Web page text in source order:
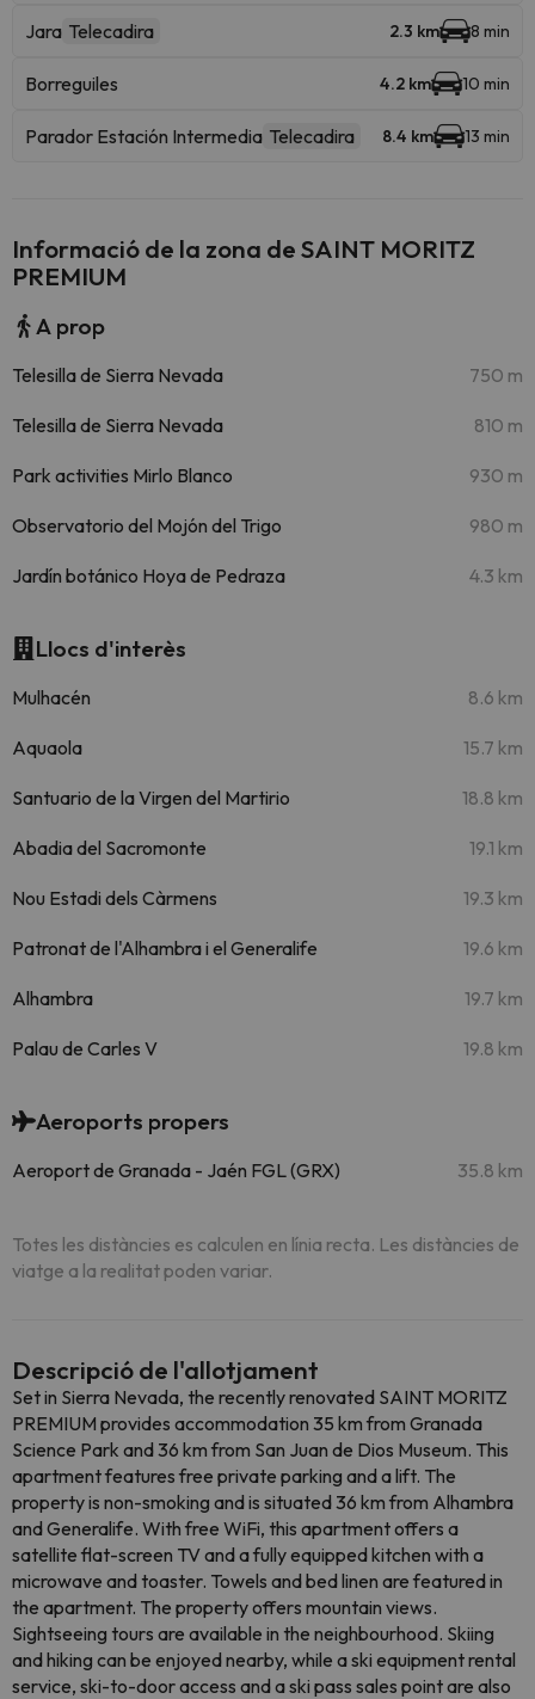
Jara Telecadira 2.3 km 8 min
Borreguiles 4.2 km 10 min
Parador Estación Intermedia Telecadira 8.4 km 13 min
Informació de la zona de SAINT MORITZ
PREMIUM
A prop
Telesilla de Sierra Nevada 750 m
Telesilla de Sierra Nevada 810 m
Park activities Mirlo Blanco 930 m
Observatorio del Mojón del Trigo 980 m
Jardín botánico Hoya de Pedraza 4.3 km
Llocs d'interès
Mulhacén 8.6 km
Aquaola 15.7 km
Santuario de la Virgen del Martirio 18.8 km
Abadia del Sacromonte 19.1 km
Nou Estadi dels Càrmens 19.3 km
Patronat de l'Alhambra i el Generalife 19.6 km
Alhambra 19.7 km
Palau de Carles V 19.8 km
Aeroports propers
Aeroport de Granada - Jaén FGL (GRX) 35.8 km
Totes les distàncies es calculen en línia recta. Les distàncies de
viatge a la realitat poden variar.
Descripció de l'allotjament
Set in Sierra Nevada, the recently renovated SAINT MORITZ
PREMIUM provides accommodation 35 km from Granada
Science Park and 36 km from San Juan de Dios Museum. This
apartment features free private parking and a lift. The
property is non-smoking and is situated 36 km from Alhambra
and Generalife. With free WiFi, this apartment offers a
satellite flat-screen TV and a fully equipped kitchen with a
microwave and toaster. Towels and bed linen are featured in
the apartment. The property offers mountain views.
Sightseeing tours are available in the neighbourhood. Skiing
and hiking can be enjoyed nearby, while a ski equipment rental
service, ski-to-door access and a ski pass sales point are also